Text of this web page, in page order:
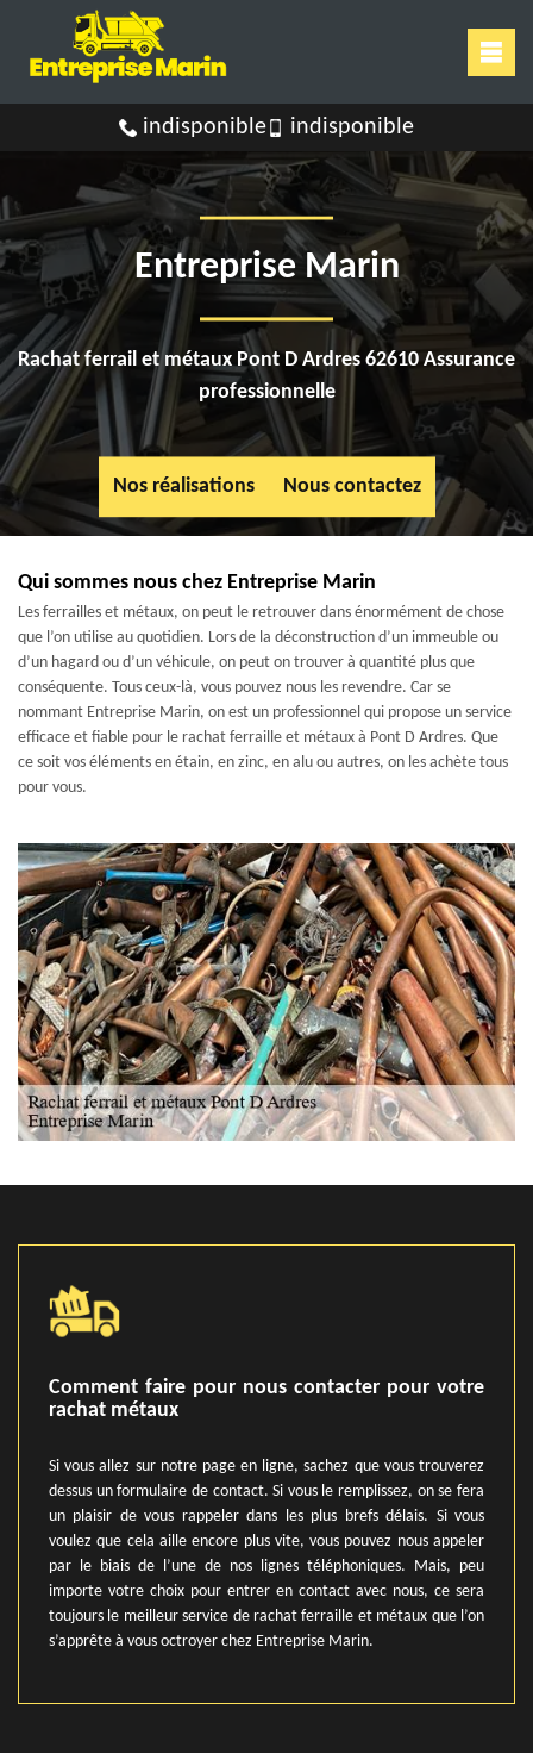
indisponible indisponible
Entreprise Marin
Rachat ferrail et métaux Pont D Ardres 62610 Assurance
professionnelle
Nos réalisations Nous contactez
Qui sommes nous chez Entreprise Marin
Les ferrailles et métaux, on peut le retrouver dans énormément de chose
que l’on utilise au quotidien. Lors de la déconstruction d’un immeuble ou
d’un hagard ou d’un véhicule, on peut on trouver à quantité plus que
conséquente. Tous ceux-là, vous pouvez nous les revendre. Car se
nommant Entreprise Marin, on est un professionnel qui propose un service
efficace et fiable pour le rachat ferraille et métaux à Pont D Ardres. Que
ce soit vos éléments en étain, en zinc, en alu ou autres, on les achète tous
pour vous.
Comment faire pour nous contacter pour votre
rachat métaux
Si vous allez sur notre page en ligne, sachez que vous trouverez
dessus un formulaire de contact. Si vous le remplissez, on se fera
un plaisir de vous rappeler dans les plus brefs délais. Si vous
voulez que cela aille encore plus vite, vous pouvez nous appeler
par le biais de l’une de nos lignes téléphoniques. Mais, peu
importe votre choix pour entrer en contact avec nous, ce sera
toujours le meilleur service de rachat ferraille et métaux que l’on
s’apprête à vous octroyer chez Entreprise Marin.